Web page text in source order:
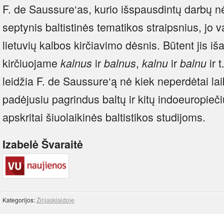
F. de Saussure‘as, kurio išspausdintų darbų
septynis baltistinės tematikos straipsnius, jo
lietuvių kalbos kirčiavimo dėsnis. Būtent jis
kirčiuojame kalnus ir balnus, kalnu ir balnu ir
leidžia F. de Saussure‘ą nė kiek neperdėtai
padėjusiu pagrindus baltų ir kitų
apskritai šiuolaikinės baltistikos studijoms.
Izabelė Švaraitė
Kategorijos:Žiniasklaidoje